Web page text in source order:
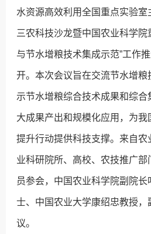
水资源高效利用全国重点实验
三农科技沙龙暨中国农业科学院
与节水增粮技术集成示范”工作
开。本次会议旨在交流节水增
示节水增粮综合技术成果和综
大成果产出和规模化应用，为
提升行动提供科技支撑。来自农
业科研院所、高校、农技推广部
员参会，中国农业科学院副院
士、中国农业大学康绍忠教授
议。